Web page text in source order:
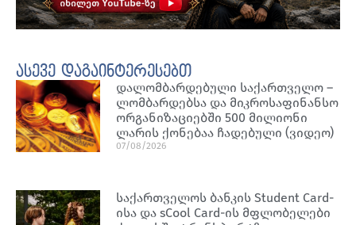
ასევე დაგაინტერესებთ
დალომბარდებული საქართველო –
ლომბარდებსა და მიკროსაფინანსო
ორგანიზაციებში 500 მილიონი
ლარის ქონებაა ჩადებული (ვიდეო)
07/08/2026
საქართველოს ბანკის Student Card-
ისა და sCool Card-ის მფლობელები